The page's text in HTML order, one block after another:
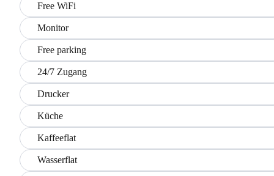
Free WiFi
Monitor
Free parking
24/7 Zugang
Drucker
Küche
Kaffeeflat
Wasserflat